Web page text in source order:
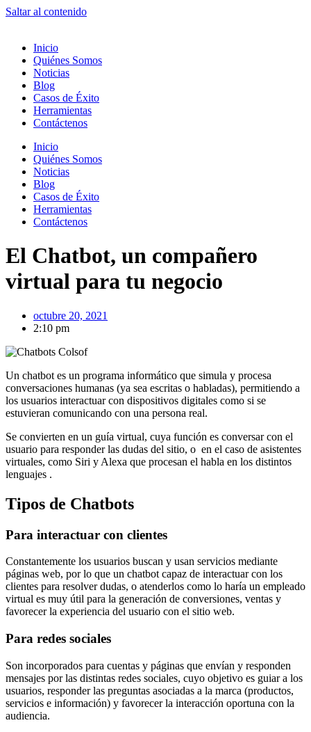
Saltar al contenido
Inicio
Quiénes Somos
Noticias
Blog
Casos de Éxito
Herramientas
Contáctenos
Inicio
Quiénes Somos
Noticias
Blog
Casos de Éxito
Herramientas
Contáctenos
El Chatbot, un compañero
virtual para tu negocio
octubre 20, 2021
2:10 pm
Un chatbot es un programa informático que simula y procesa
conversaciones humanas (ya sea escritas o habladas), permitiendo a
los usuarios interactuar con dispositivos digitales como si se
estuvieran comunicando con una persona real.
Se convierten en un guía virtual, cuya función es conversar con el
usuario para responder las dudas del sitio, o en el caso de asistentes
virtuales, como Siri y Alexa que procesan el habla en los distintos
lenguajes .
Tipos de Chatbots
Para interactuar con clientes
Constantemente los usuarios buscan y usan servicios mediante
páginas web, por lo que un chatbot capaz de interactuar con los
clientes para resolver dudas, o atenderlos como lo haría un empleado
virtual es muy útil para la generación de conversiones, ventas y
favorecer la experiencia del usuario con el sitio web.
Para redes sociales
Son incorporados para cuentas y páginas que envían y responden
mensajes por las distintas redes sociales, cuyo objetivo es guiar a los
usuarios, responder las preguntas asociadas a la marca (productos,
servicios e información) y favorecer la interacción oportuna con la
audiencia.